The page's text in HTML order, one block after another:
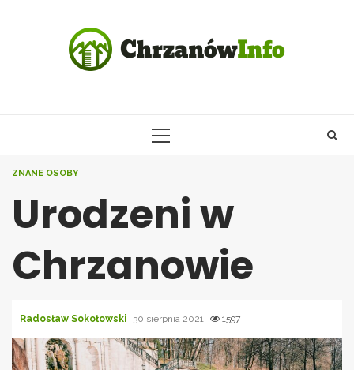
PRIMARY
ZNANE OSOBY
Urodzeni w
Chrzanowie
Radosław Sokołowski 30 sierpnia 2021 1597